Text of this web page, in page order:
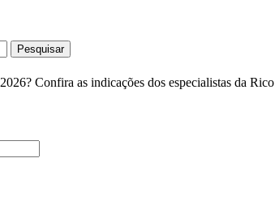
Confira as indicações dos especialistas da Rico